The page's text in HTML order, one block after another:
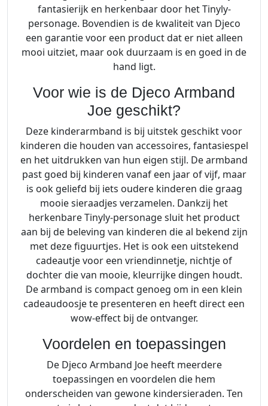
fantasierijk en herkenbaar door het Tinyly-
personage. Bovendien is de kwaliteit van Djeco
een garantie voor een product dat er niet alleen
mooi uitziet, maar ook duurzaam is en goed in de
hand ligt.
Voor wie is de Djeco Armband
Joe geschikt?
Deze kinderarmband is bij uitstek geschikt voor
kinderen die houden van accessoires, fantasiespel
en het uitdrukken van hun eigen stijl. De armband
past goed bij kinderen vanaf een jaar of vijf, maar
is ook geliefd bij iets oudere kinderen die graag
mooie sieraadjes verzamelen. Dankzij het
herkenbare Tinyly-personage sluit het product
aan bij de beleving van kinderen die al bekend zijn
met deze figuurtjes. Het is ook een uitstekend
cadeautje voor een vriendinnetje, nichtje of
dochter die van mooie, kleurrijke dingen houdt.
De armband is compact genoeg om in een klein
cadeaudoosje te presenteren en heeft direct een
wow-effect bij de ontvanger.
Voordelen en toepassingen
De Djeco Armband Joe heeft meerdere
toepassingen en voordelen die hem
onderscheiden van gewone kindersieraden. Ten